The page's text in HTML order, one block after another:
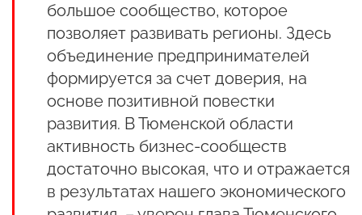
большое сообщество, которое
позволяет развивать регионы. Здесь
объединение предпринимателей
формируется за счет доверия, на
основе позитивной повестки
развития. В Тюменской области
активность бизнес-сообществ
достаточно высокая, что и отражается
в результатах нашего экономического